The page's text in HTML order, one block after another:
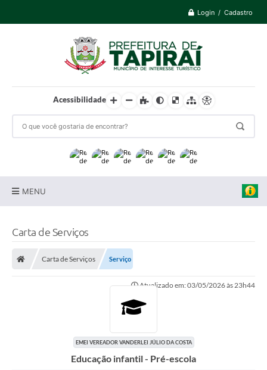
Login / Cadastro
Acessibilidade
MENU
Carta de Serviços
Carta de Serviços Serviço
Atualizado em: 03/05/2026 às 23h44
EMEI VEREADOR VANDERLEI JÚLIO DA COSTA
Educação infantil - Pré-escola